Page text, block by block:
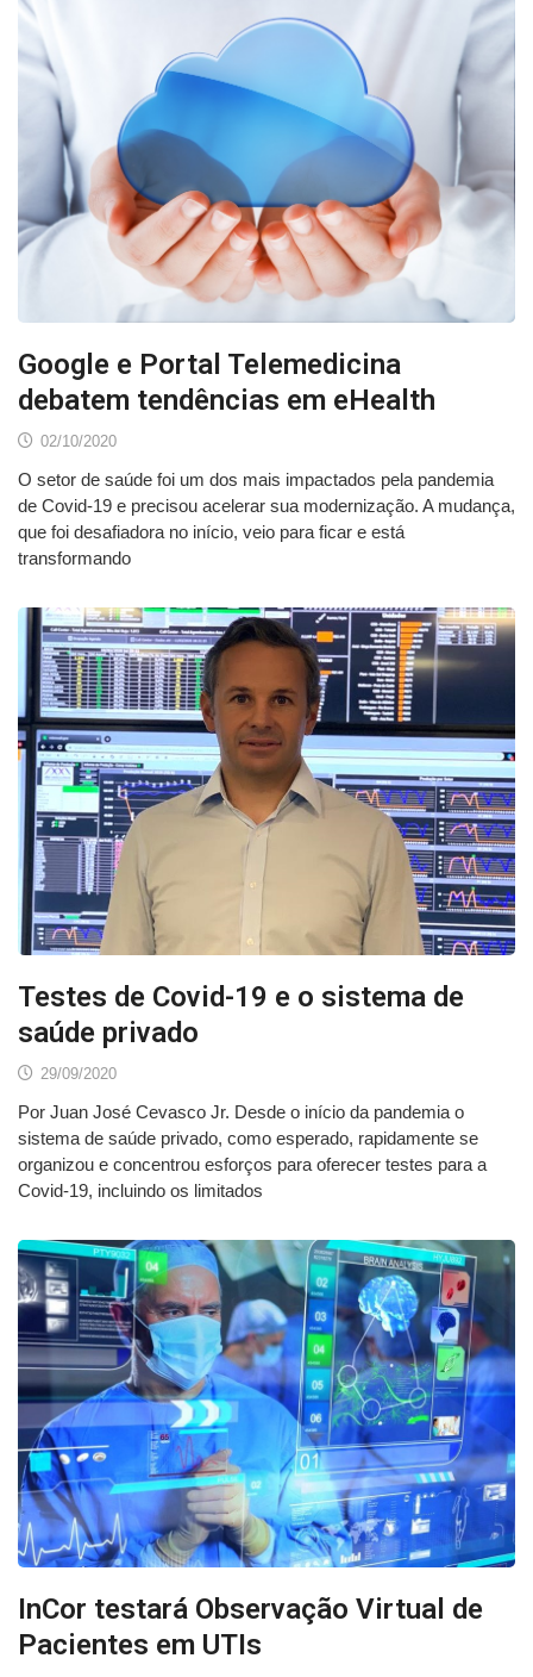
Google e Portal Telemedicina
debatem tendências em eHealth
02/10/2020
O setor de saúde foi um dos mais impactados pela pandemia
de Covid-19 e precisou acelerar sua modernização. A mudança,
que foi desafiadora no início, veio para ficar e está
transformando
Testes de Covid-19 e o sistema de
saúde privado
29/09/2020
Por Juan José Cevasco Jr. Desde o início da pandemia o
sistema de saúde privado, como esperado, rapidamente se
organizou e concentrou esforços para oferecer testes para a
Covid-19, incluindo os limitados
InCor testará Observação Virtual de
Pacientes em UTIs